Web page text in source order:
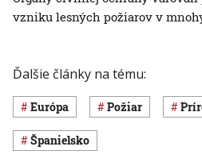
vzniku lesných požiarov v
Ďalšie články na tému:
Európa požiar
Španielsko